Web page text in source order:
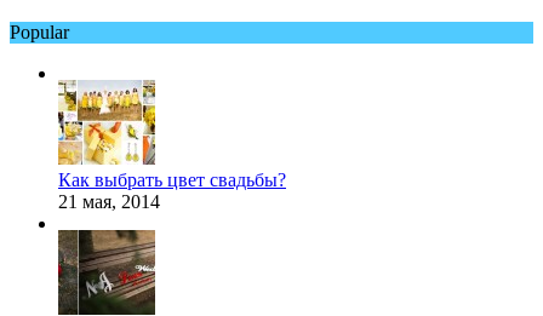
Popular
Как выбрать цвет свадьбы?
21 мая, 2014